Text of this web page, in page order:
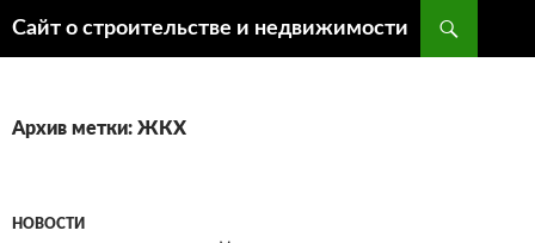
Сайт о строительстве и недвижимости
Архив метки: ЖКХ
НОВОСТИ